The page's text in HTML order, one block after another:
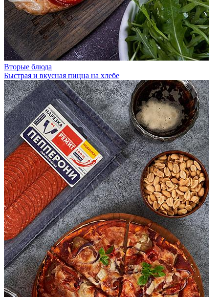
Вторые блюда
Быстрая и вкусная пицца на хлебе